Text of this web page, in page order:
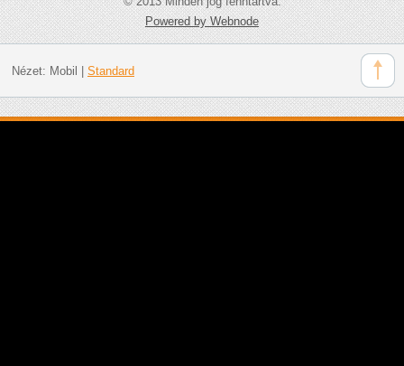
Powered by Webnode
Nézet: Mobil Standard